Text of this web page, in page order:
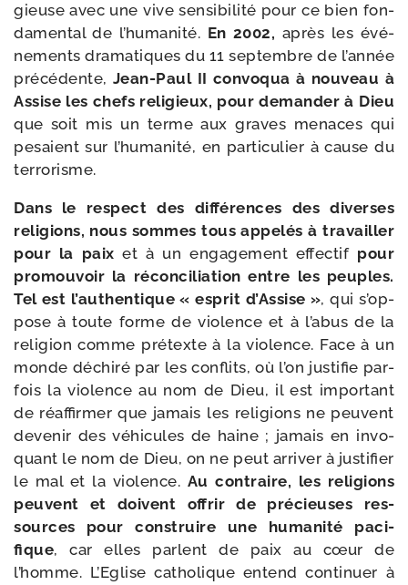
gieuse avec une vive sen­si­bi­li­té pour ce bien fon­
da­men­tal de l’hu­ma­ni­té. En 2002, après les évé­
ne­ments dra­ma­tiques du 11 sep­tembre de l’an­née
pré­cé­dente, Jean-​Paul II convo­qua à nou­veau à
Assise les chefs reli­gieux, pour deman­der à Dieu
que soit mis un terme aux graves menaces qui
pesaient sur l’hu­ma­ni­té, en par­ti­cu­lier à cause du
terrorisme.
Dans le res­pect des dif­fé­rences des diverses
reli­gions, nous sommes tous appe­lés à tra­vailler
pour la paixet à un enga­ge­ment effec­tif pour
pro­mou­voir la récon­ci­lia­tion entre les peuples.
Tel est l’au­then­tique « esprit d’Assise », qui s’op­
pose à toute forme de vio­lence et à l’a­bus de la
reli­gion comme pré­texte à la vio­lence. Face à un
monde déchi­ré par les conflits, où l’on jus­ti­fie par­
fois la vio­lence au nom de Dieu, il est impor­tant
de réaf­fir­mer que jamais les reli­gions ne peuvent
deve­nir des véhi­cules de haine ; jamais en invo­
quant le nom de Dieu, on ne peut arri­ver à jus­ti­fier
le mal et la vio­lence. Au contraire, les reli­gions
peuvent et doivent offrir de pré­cieuses res­
sources pour construire une huma­ni­té paci­
fique, car elles parlent de paix au cœur de
l’homme. L’Eglise catho­lique entend conti­nuer à